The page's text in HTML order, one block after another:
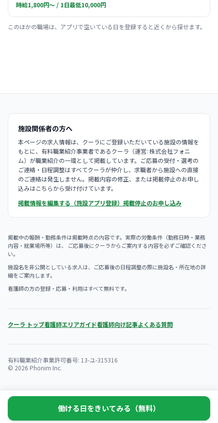
時給1,800円〜 / 1日最低10,000円
このほかの職場は、アプリで空いている日を登録すると近くから探せます。
施設関係者の方へ
本ページの求人情報は、クーラにご登録いただいている施設の情報を
もとに、有料職業紹介事業者であるクーラ（運営: 株式会社フォニ
ム）が職業紹介の一環として掲載しています。ご応募の受付・選考の
ご連絡・日程調整はすべてクーラが仲介し、求職者から施設への直接
のご連絡は発生しません。掲載内容の修正、または掲載停止のお申し
込みはこちらから受け付けています。
掲載情報を編集する（施設アプリ登録） 掲載停止のお申し込み
掲載中の報酬・勤務条件は掲載時点の内容です。実際の労働条件（勤務日時・業務
内容・就業場所等）は、 ご応募後にクーラからご案内する内容を必ずご確認くださ
い。
施設名を非公開としている求人は、ご応募後の日程調整の際に施設名・所在地の詳
細をご案内します。
看護師の方の登録・応募・利用はすべて無料です。
クーラ トップ看護師エリアガイド看護師向け記事よくある質問
有料職業紹介事業許可番号: 13-ユ-315316
© 2026 Phonim Inc.
働ける日をきいてみる（無料）